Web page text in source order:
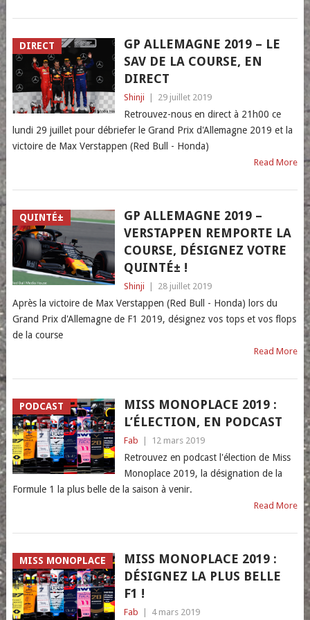
DIRECT
GP ALLEMAGNE 2019 – LE
SAV DE LA COURSE, EN
DIRECT
Shinji 29 juillet 2019
Retrouvez-nous en direct à 21h00 ce
lundi 29 juillet pour débriefer le Grand Prix d'Allemagne 2019 et la
victoire de Max Verstappen (Red Bull - Honda)
Read More
QUINTÉ±
GP ALLEMAGNE 2019 –
VERSTAPPEN REMPORTE LA
COURSE, DÉSIGNEZ VOTRE
QUINTÉ± !
Shinji 28 juillet 2019
Après la victoire de Max Verstappen (Red Bull - Honda) lors du
Grand Prix d'Allemagne de F1 2019, désignez vos tops et vos flops
de la course
Read More
PODCAST
MISS MONOPLACE 2019 :
L’ÉLECTION, EN PODCAST
Fab 12 mars 2019
Retrouvez en podcast l'élection de Miss
Monoplace 2019, la désignation de la
Formule 1 la plus belle de la saison à venir.
Read More
MISS MONOPLACE
MISS MONOPLACE 2019 :
DÉSIGNEZ LA PLUS BELLE
F1 !
Fab 4 mars 2019